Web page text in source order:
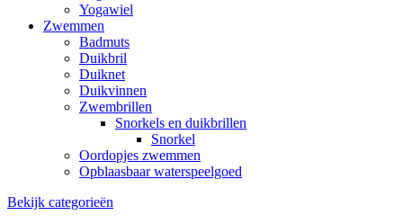
Yogawiel
Zwemmen
Badmuts
Duikbril
Duiknet
Duikvinnen
Zwembrillen
Snorkels en duikbrillen
Snorkel
Oordopjes zwemmen
Opblaasbaar waterspeelgoed
Bekijk categorieën